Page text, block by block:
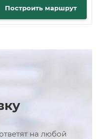
Построить маршрут
на любой